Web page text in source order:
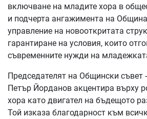
включване на младите хора в
и подчерта ангажимента на
управление на новооткритата
гарантиране на условия, които
съвременните нужди на
Председателят на Общински съвет
Петър Йорданов акцентира върху
хора като двигател на бъдещото
Той изказа благодарност към